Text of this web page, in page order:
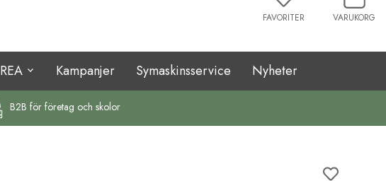
FAVORITER VARUKORG
REA Kampanjer Symaskinsservice Nyheter
B2B för företag och skolor